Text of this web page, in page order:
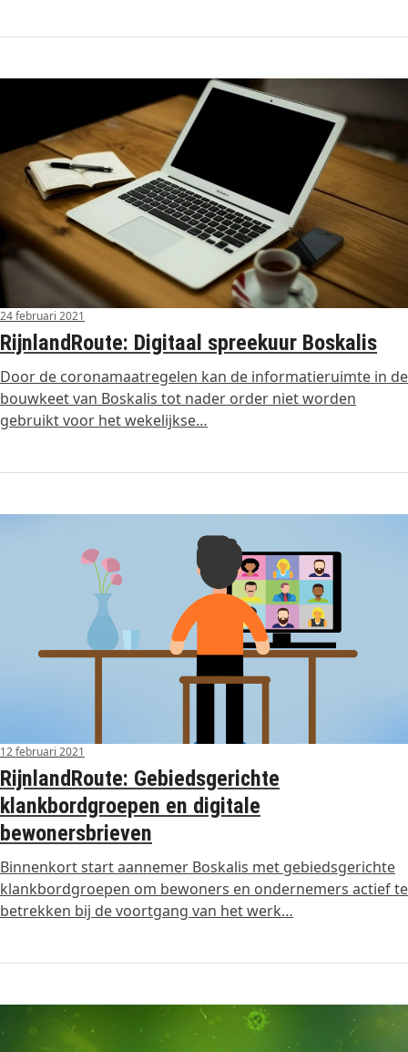
24 februari 2021
RijnlandRoute: Digitaal spreekuur Boskalis
Door de coronamaatregelen kan de informatieruimte in de
bouwkeet van Boskalis tot nader order niet worden
gebruikt voor het wekelijkse…
12 februari 2021
RijnlandRoute: Gebiedsgerichte
klankbordgroepen en digitale
bewonersbrieven
Binnenkort start aannemer Boskalis met gebiedsgerichte
klankbordgroepen om bewoners en ondernemers actief te
betrekken bij de voortgang van het werk…